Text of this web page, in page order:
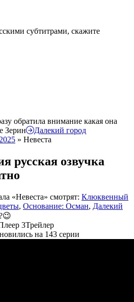
субтитрами, скажите
обратила внимание какая она
Зерин
Далекий город
» Невеста
русская озвучка
«Невеста» смотрят: Клюквенный
, Основание: Осман, Далекий
3Трейлер
на 143 серии